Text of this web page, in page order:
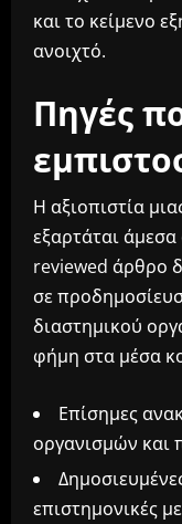
και το κείμενο
ανοιχτό.
Πηγές
Η αξιοπιστία
εξαρτάται
reviewed άρθρο
σε
διαστημικού
φήμη στα μέσα
Επίσημες
οργανισμών και
επιστημονικές